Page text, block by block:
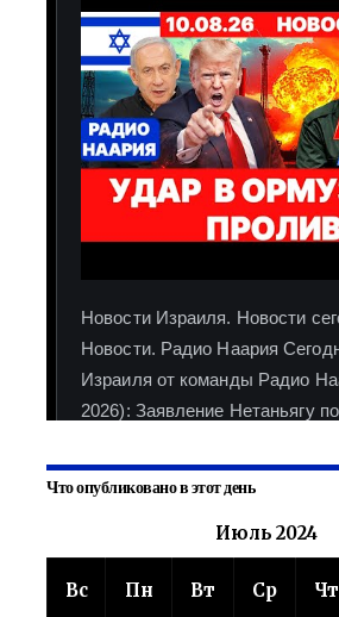
Что опубликовано в этот день
Июль 2024
Вс Пн Вт Ср Чт